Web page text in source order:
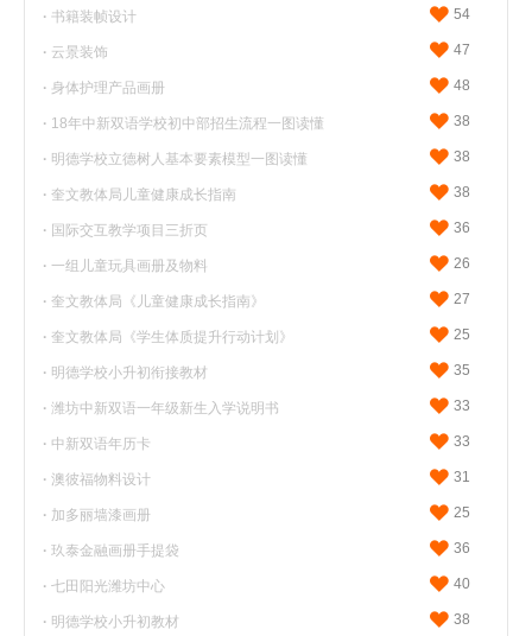
· 书籍装帧设计 54
· 云景装饰 47
· 身体护理产品画册 48
· 18年中新双语学校初中部招生流程一图读懂 38
· 明德学校立德树人基本要素模型一图读懂 38
· 奎文教体局儿童健康成长指南 38
· 国际交互教学项目三折页 36
· 一组儿童玩具画册及物料 26
· 奎文教体局《儿童健康成长指南》 27
· 奎文教体局《学生体质提升行动计划》 25
· 明德学校小升初衔接教材 35
· 潍坊中新双语一年级新生入学说明书 33
· 中新双语年历卡 33
· 澳彼福物料设计 31
· 加多丽墙漆画册 25
· 玖泰金融画册手提袋 36
· 七田阳光潍坊中心 40
· 明德学校小升初教材 38